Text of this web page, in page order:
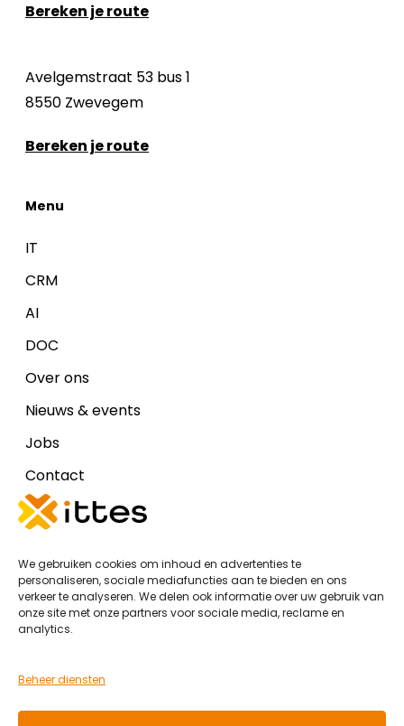
We gebruiken cookies om inhoud en advertenties te
personaliseren, sociale mediafuncties aan te bieden en ons
verkeer te analyseren. We delen ook informatie over uw gebruik van
onze site met onze partners voor sociale media, reclame en
analytics.
Beheer diensten
Bereken je route
Avelgemstraat 53 bus 1
8550 Zwevegem
Bereken je route
Menu
IT
CRM
AI
DOC
Over ons
Nieuws & events
Jobs
Contact
Cookiebeleid (EU)
Algemene voorwaarden Ittes IT
Privacy Policy